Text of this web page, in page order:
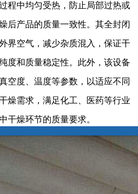
程中均匀受热，防止局部过热或
后产品的质量一致性。其全封闭
界空气，减少杂质混入，保证干
度和质量稳定性。此外，该设备
空度、温度等参数，以适应不同
燥需求，满足化工、医药等行业
干燥环节的质量要求。